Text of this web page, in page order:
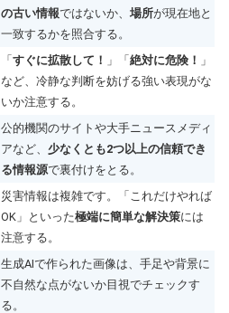
の古い情報ではないか、 場所が現在地と
一致するかを照合する。
「すぐに拡散して！ 」「絶対に危険！ 」
など、冷静な判断を妨げる強い表現がな
いか注意する。
公的機関のサイトや大手ニュースメディ
アなど、 少なくとも2つ以上の信頼でき
る情報源で裏付けをとる。
災害情報は複雑です。「これだけやれば
OK」といった極端に簡単な解決策には
注意する。
生成AIで作られた画像は、手足や背景に
不自然な点がないか目視でチェックす
る。